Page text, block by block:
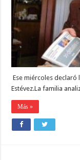
Ese miércoles declaró
Estévez.La familia
Más »